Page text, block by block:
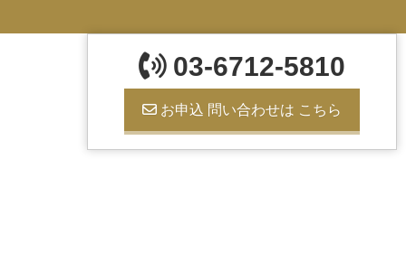
03-6712-5810
お申込 問い合わせは こちら